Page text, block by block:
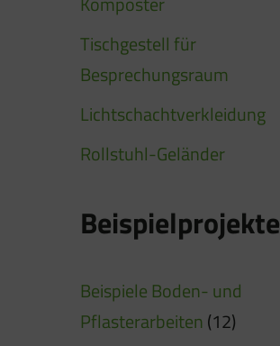
Tischgestell für
Besprechungsraum
Lichtschachtverkleidung
Rollstuhl-Geländer
Beispielprojekte
Beispiele Boden- und
Pflasterarbeiten(12)